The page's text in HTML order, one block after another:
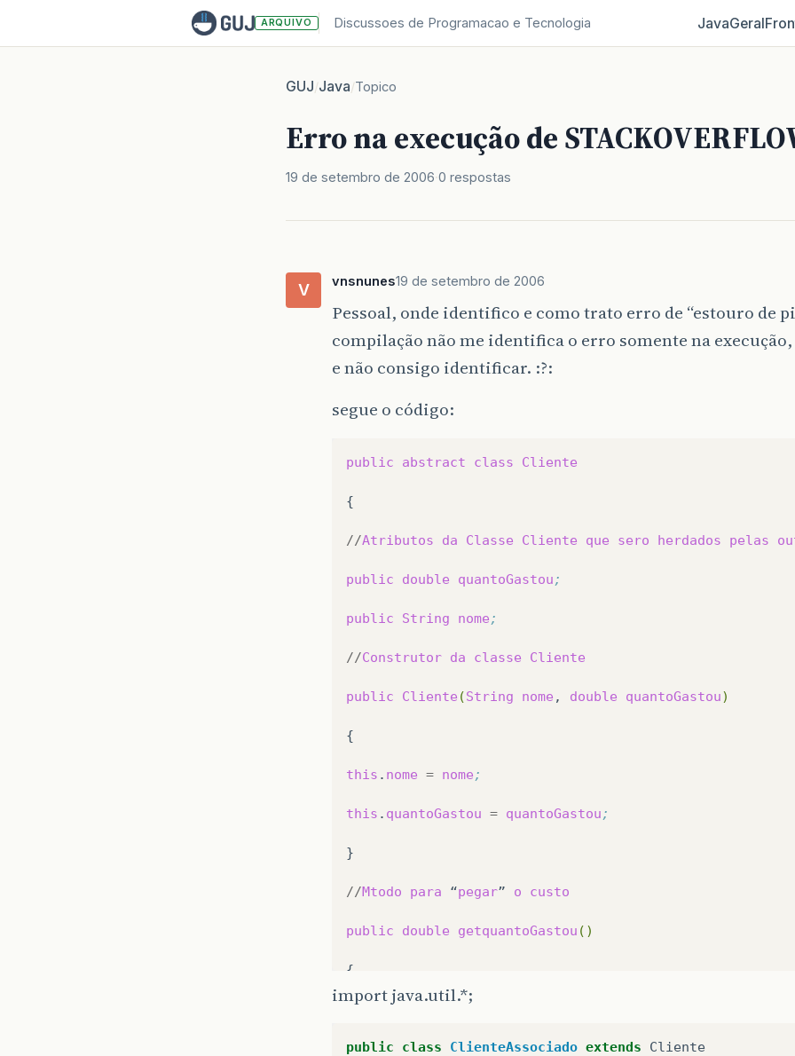
ARQUIVO Discussoes de Programacao e Tecnologia JavaGeral
GUJ/Java/Topico
Erro na execução de
19 de setembro de 2006 0 respostas
V vnsnunes19 de setembro de 2006
Pessoal, onde identifico e como trato erro de “estouro de
compilação não me identifica o erro somente na
e não consigo identificar. :?:
segue o código:
public abstract class Cliente
{
//Atributos da Classe Cliente que sero herdados pelas
public double quantoGastou;
public String nome;
//Construtor da classe Cliente
public Cliente (String nome , double quantoGastou)
{
this . nome = nome;
this . quantoGastou = quantoGastou;
}
//Mtodo para “pegar” o custo
public double getquantoGastou ()
{
return quantoGastou
}
import java.util.*;
public class ClienteAssociado extends Cliente